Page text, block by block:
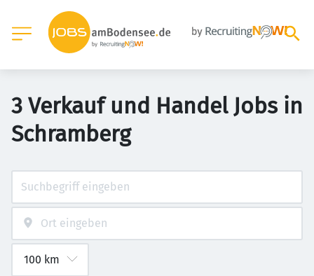
3 Verkauf und Handel Jobs in
Schramberg